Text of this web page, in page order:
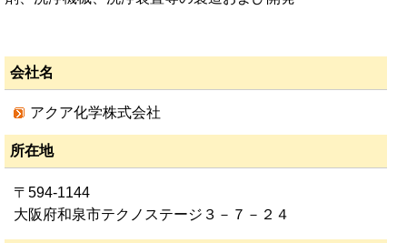
会社名
アクア化学株式会社
所在地
〒594-1144
大阪府和泉市テクノステージ３－７－２４